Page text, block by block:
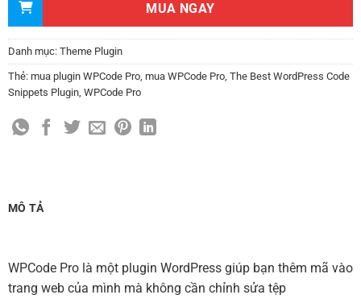
MUA NGAY
Danh mục: Theme Plugin
Thẻ: mua plugin WPCode Pro, mua WPCode Pro, The Best WordPress Code
Snippets Plugin, WPCode Pro
MÔ TẢ
WPCode Pro là một plugin WordPress giúp bạn thêm mã vào
trang web của mình mà không cần chỉnh sửa tệp